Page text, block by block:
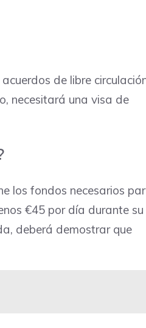
de libre
necesitará una visa de
los fondos necesarios
€45 por día durante su
deberá demostrar que